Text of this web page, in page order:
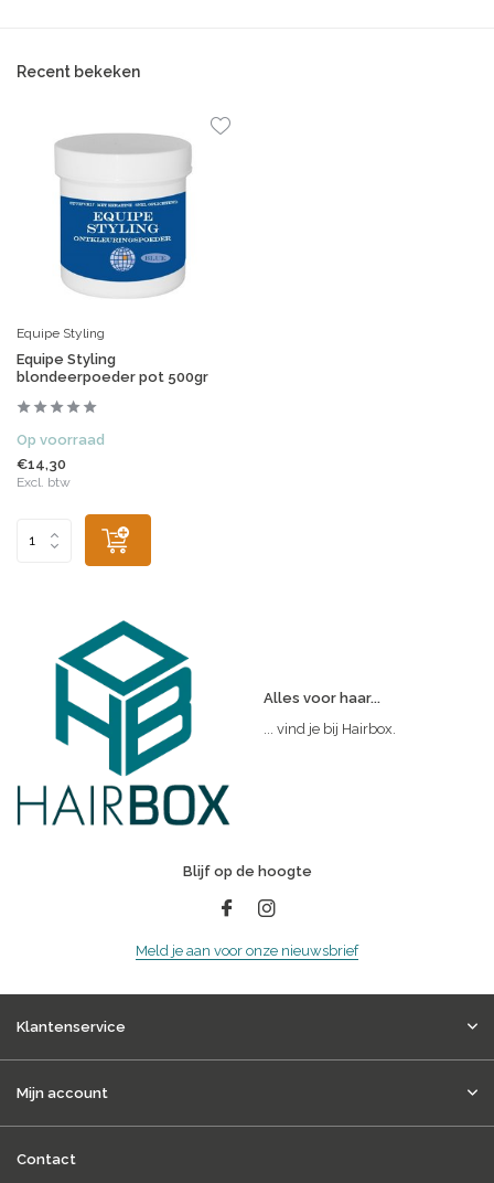
Recent bekeken
Equipe Styling
Equipe Styling
blondeerpoeder pot 500gr
Op voorraad
€14,30
Excl. btw
Alles voor haar...
... vind je bij Hairbox.
Blijf op de hoogte
Meld je aan voor onze nieuwsbrief
Klantenservice
Mijn account
Contact